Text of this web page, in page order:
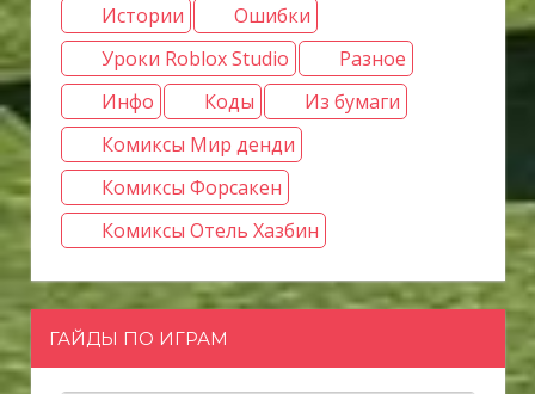
Истории
Ошибки
Уроки Roblox Studio
Разное
Инфо
Коды
Из бумаги
Комиксы Мир денди
Комиксы Форсакен
Комиксы Отель Хазбин
ГАЙДЫ ПО ИГРАМ